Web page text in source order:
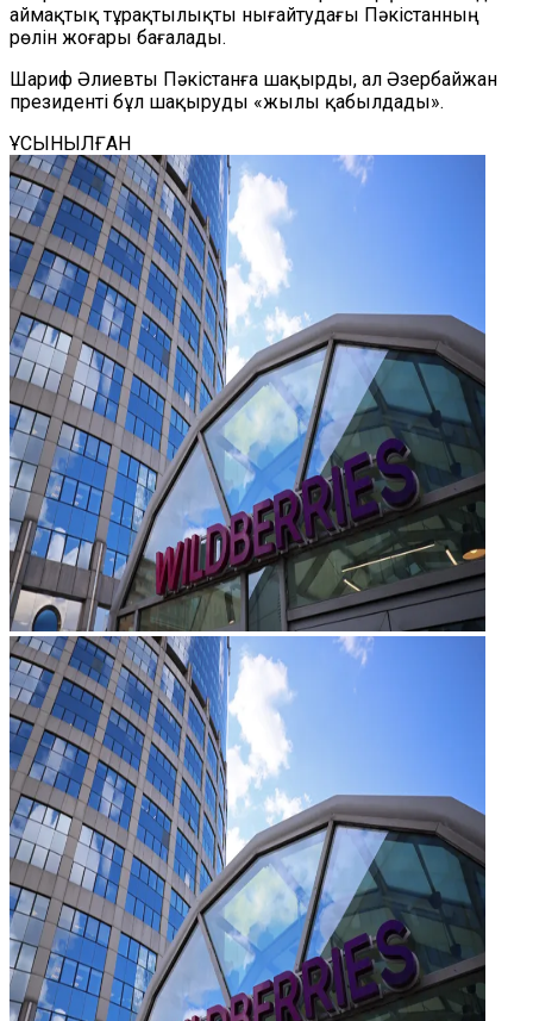
аймақтық тұрақтылықты нығайтудағы Пәкістанның
рөлін жоғары бағалады.
Шариф Әлиевты Пәкістанға шақырды, ал Әзербайжан
президенті бұл шақыруды «жылы қабылдады».
ҰСЫНЫЛҒАН